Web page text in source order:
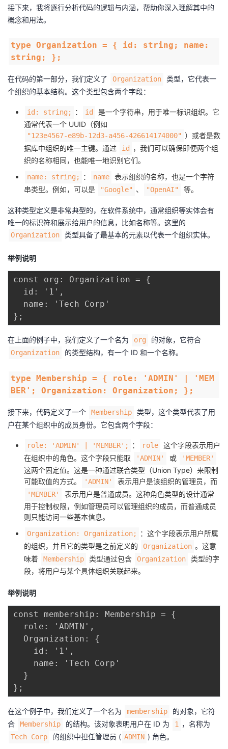
课
程
的
认
我
的
验
我
收
术
支
云
声
议
接下来，我将逐行分析代码的逻辑与内涵，帮助你深入理解其中的
概念和用法。
type Organization = { id: string; name:
string; };
在代码的第一部分，我们定义了 Organization
类型，它代表一
个组织的基本结构。这个类型包含两个字段：
id: string; ： id
是一个字符串，用于唯一标识组织。它
通常代表一个 UUID（例如
"123e4567-e89b-12d3-a456-426614174000" ）或者是数
据库中组织的唯一主键。通过
id
，我们可以确保即便两个组
织的名称相同，也能唯一地识别它们。
name: string; ： name
表示组织的名称，也是一个字符
串类型。例如，可以是
"Google" 、 "OpenAI" 等。
这种类型定义是非常典型的，在软件系统中，通常组织等实体会有
唯一的标识符和展示给用户的信息，比如名称等。这里的
Organization 类型具备了最基本的元素以代表一个组织实体。
举例说明
const org: Organization = {
  id: '1',
  name: 'Tech Corp'
在上面的例子中，我们定义了一个名为 org 的对象，它符合
Organization 的类型结构，有一个 ID 和一个名称。
type Membership = { role: 'ADMIN' | 'MEM
BER'; Organization: Organization; };
接下来，代码定义了一个 Membership
类型，这个类型代表了用
户在某个组织中的成员身份。它包含两个字段：
role: 'ADMIN' | 'MEMBER'; ： role
这个字段表示用户
在组织中的角色。这个字段只能取
'ADMIN' 或 'MEMBER'
这两个固定值。这是一种通过联合类型（Union Type）来限制
可能取值的方式。
'ADMIN' 表示用户是该组织的管理员，而
'MEMBER'
表示用户是普通成员。这种角色类型的设计通常
用于控制权限，例如管理员可以管理组织的成员，而普通成员
则只能访问一些基本信息。
Organization: Organization;
：这个字段表示用户所属
的组织，并且它的类型是之前定义的
Organization 。这意
味着
Membership 类型通过包含 Organization
类型的字
段，将用户与某个具体组织关联起来。
举例说明
const membership: Membership = {
  role: 'ADMIN',
  Organization: {
    id: '1',
    name: 'Tech Corp'
  }
在这个例子中，我们定义了一个名为 membership
的对象，它符
合
Membership 的结构。该对象表明用户在 ID 为 1 ，名称为
Tech Corp 的组织中担任管理员 ( ADMIN ) 角色。